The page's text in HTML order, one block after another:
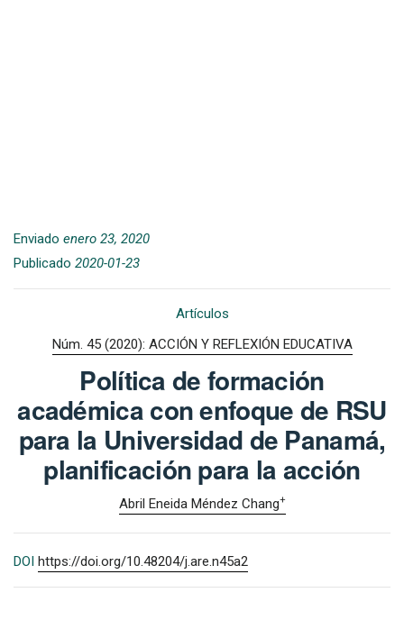
Enviado enero 23, 2020
Publicado 2020-01-23
Artículos
Núm. 45 (2020): ACCIÓN Y REFLEXIÓN EDUCATIVA
Política de formación
académica con enfoque de RSU
para la Universidad de Panamá,
planificación para la acción
Abril Eneida Méndez Chang+
DOI https://doi.org/10.48204/j.are.n45a2